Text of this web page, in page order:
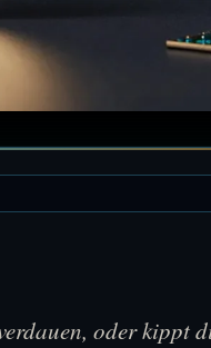
oder kippt